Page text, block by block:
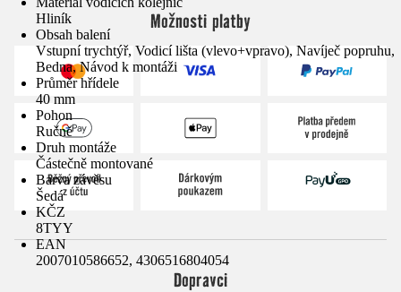
Hliník
Obsah balení
Vstupní trychtýř, Vodicí lišta (vlevo+vpravo), Navíječ popruhu,
Bedna, Návod k montáži
Průměr hřídele
40 mm
Pohon
Ručně
Druh montáže
Částečně montované
Barva závěsu
Šedá
KČZ
8TYY
EAN
2007010586652, 4306516804054
Možnosti platby
Dopravci